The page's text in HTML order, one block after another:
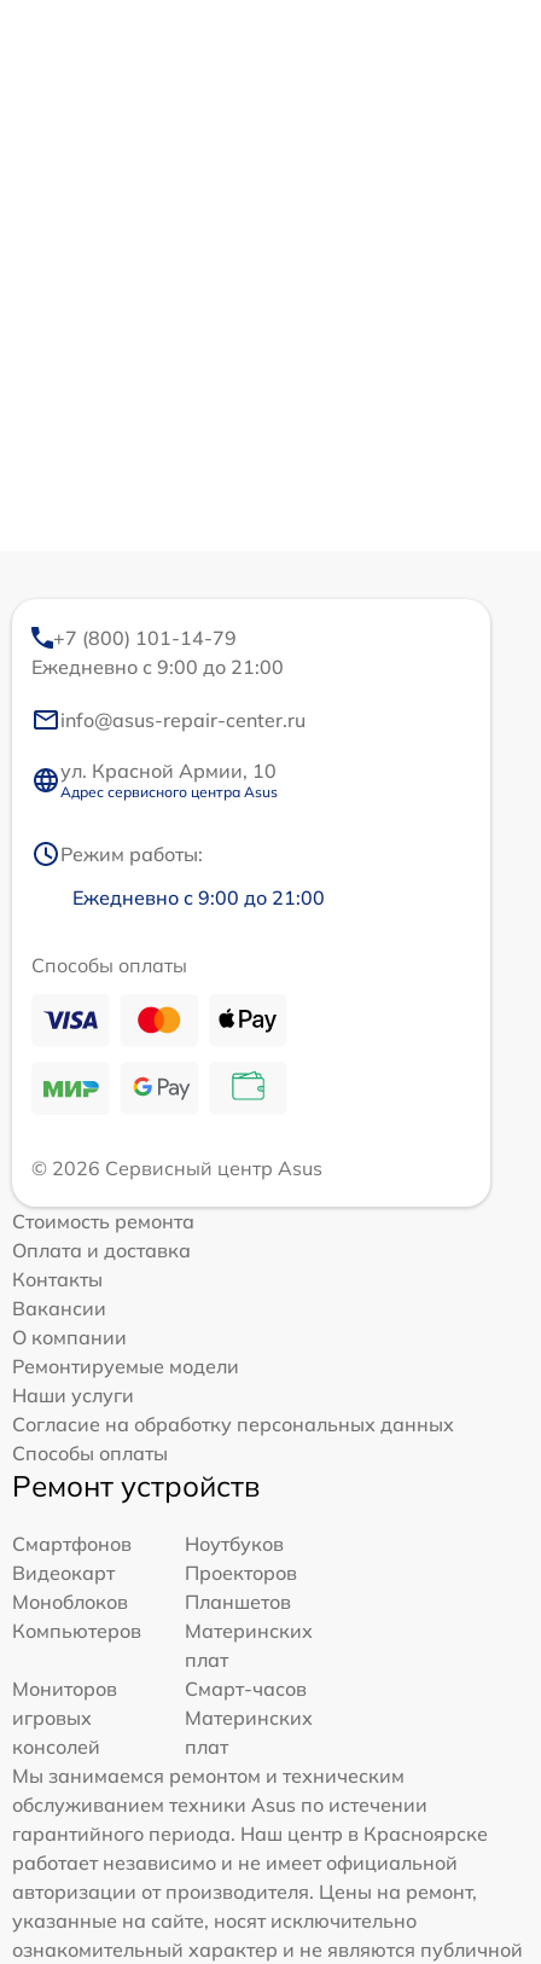
+7 (800) 101-14-79
Ежедневно с 9:00 до 21:00
info@asus-repair-center.ru
ул. Красной Армии, 10
Адрес сервисного центра Asus
Режим работы:
Ежедневно с 9:00 до 21:00
Способы оплаты
© 2026 Сервисный центр Asus
Стоимость ремонта
Оплата и доставка
Контакты
Вакансии
О компании
Ремонтируемые модели
Наши услуги
Согласие на обработку персональных данных
Способы оплаты
Ремонт устройств
Смартфонов
Ноутбуков
Видеокарт
Проекторов
Моноблоков
Планшетов
Компьютеров
Материнских
плат
Мониторов
Смарт-часов
игровых
консолей
Материнских
плат
Мы занимаемся ремонтом и техническим
обслуживанием техники Asus по истечении
гарантийного периода. Наш центр в Красноярске
работает независимо и не имеет официальной
авторизации от производителя. Цены на ремонт,
указанные на сайте, носят исключительно
ознакомительный характер и не являются публичной